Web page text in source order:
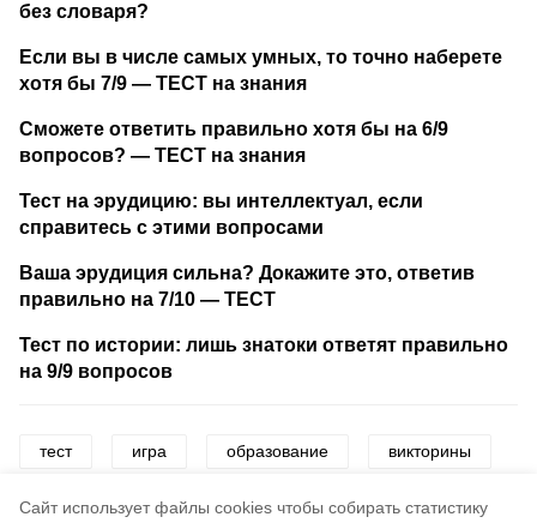
Cайт использует файлы cookies чтобы собирать статистику
без словаря?
Если вы в числе самых умных, то точно наберете
хотя бы 7/9 — ТЕСТ на знания
Сможете ответить правильно хотя бы на 6/9
вопросов? — ТЕСТ на знания
Тест на эрудицию: вы интеллектуал, если
справитесь с этими вопросами
Ваша эрудиция сильна? Докажите это, ответив
правильно на 7/10 — ТЕСТ
Тест по истории: лишь знатоки ответят правильно
на 9/9 вопросов
тест игра образование викторины
грамотность школа развлечения